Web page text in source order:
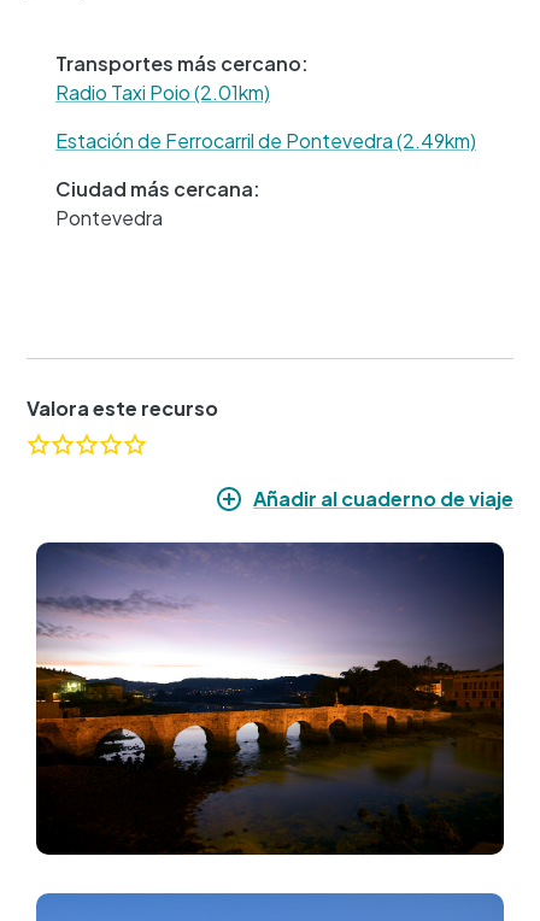
Transportes más cercano:
Radio Taxi Poio (2.01km)
Estación de Ferrocarril de Pontevedra (2.49km)
Ciudad más cercana:
Pontevedra
Valora este recurso
Añadir al cuaderno de viaje
Imagen
Imagen